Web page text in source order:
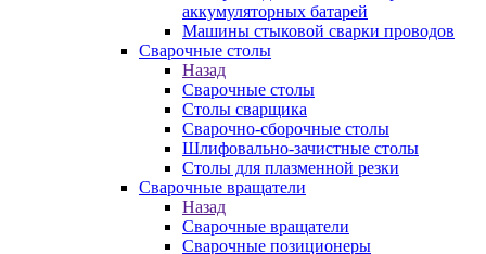
аккумуляторных батарей
Машины стыковой сварки проводов
Сварочные столы
Назад
Сварочные столы
Столы сварщика
Сварочно-сборочные столы
Шлифовально-зачистные столы
Столы для плазменной резки
Сварочные вращатели
Назад
Сварочные вращатели
Сварочные позиционеры